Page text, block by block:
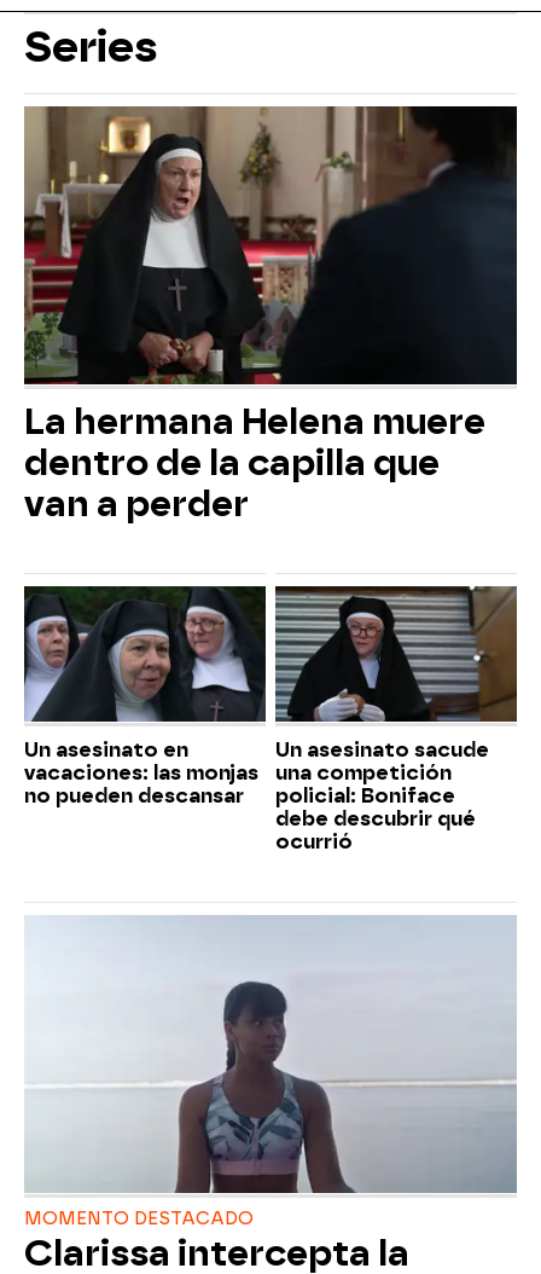
Series
La hermana Helena muere
dentro de la capilla que
van a perder
Un asesinato en
vacaciones: las monjas
no pueden descansar
Un asesinato sacude
una competición
policial: Boniface
debe descubrir qué
ocurrió
MOMENTO DESTACADO
Clarissa intercepta la